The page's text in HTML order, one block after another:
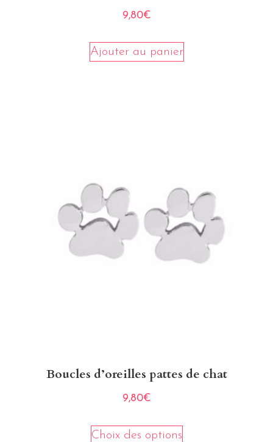
9,80€
Ajouter au panier
Boucles d’oreilles pattes de chat
9,80€
Choix des options